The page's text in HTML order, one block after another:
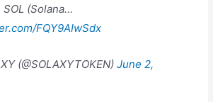
SOL (Solana…
FQY9AIwSdx
(@SOLAXYTOKEN)June 2,